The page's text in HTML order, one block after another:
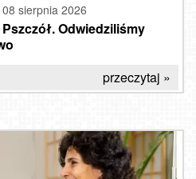
sierpnia 2026
Odwiedziliśmy
przeczytaj »